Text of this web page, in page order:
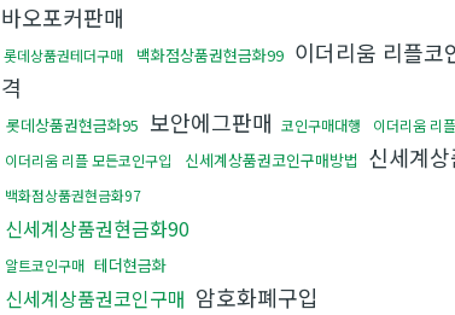
바오포커판매
롯데상품권테더구매 백화점상품권현금화99 이더리움 리플코
격
롯데상품권현금화95 보안에그판매 코인구매대행 이더리움 리
이더리움 리플 모든코인구입 신세계상품권코인구매방법 신세계
백화점상품권현금화97
신세계상품권현금화90
알트코인구매 테더현금화
신세계상품권코인구매 암호화폐구입